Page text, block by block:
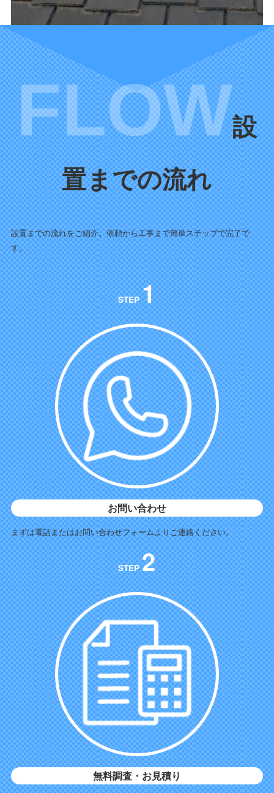
設
置までの流れ
設置までの流れをご紹介。依頼から工事まで簡単ステップで完了で
す。
STEP1
お問い合わせ
まずは電話またはお問い合わせフォームよりご連絡ください。
STEP2
無料調査・お見積り